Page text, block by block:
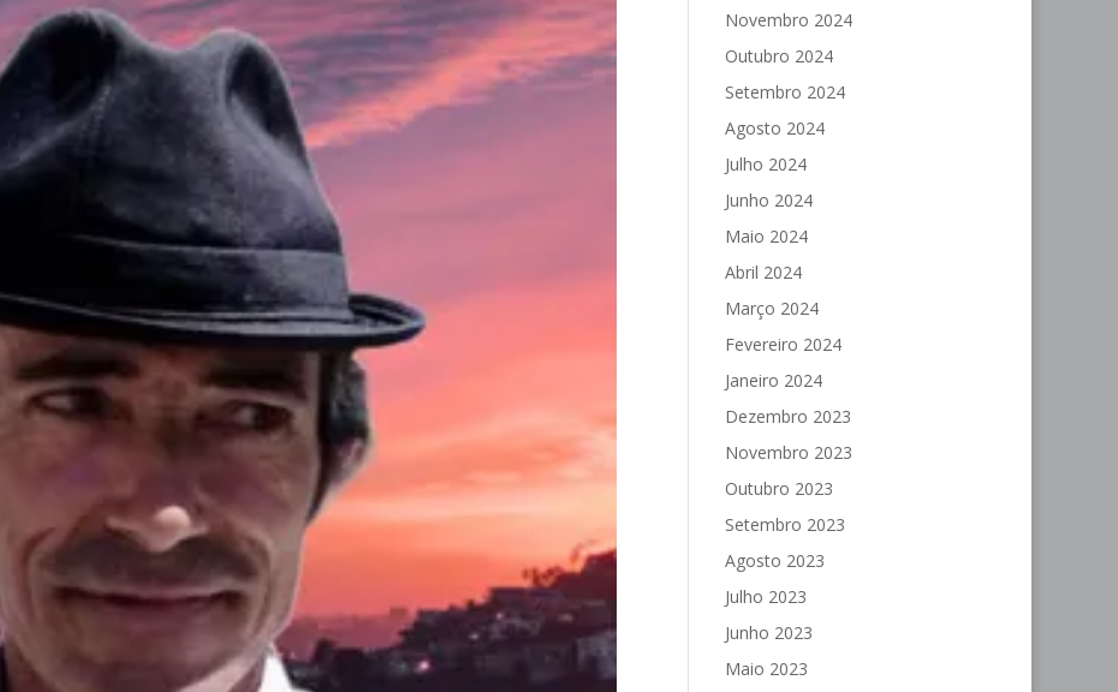
Novembro 2024
Outubro 2024
Setembro 2024
Agosto 2024
Julho 2024
Junho 2024
Maio 2024
Abril 2024
Março 2024
Fevereiro 2024
Janeiro 2024
Dezembro 2023
Novembro 2023
Outubro 2023
Setembro 2023
Agosto 2023
Julho 2023
Junho 2023
Maio 2023